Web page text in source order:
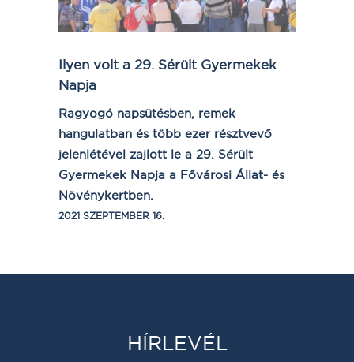
Ilyen volt a 29. Sérült Gyermekek
Napja
Ragyogó napsütésben, remek
hangulatban és több ezer résztvevő
jelenlétével zajlott le a 29. Sérült
Gyermekek Napja a Fővárosi Állat- és
Növénykertben.
2021 SZEPTEMBER 16.
HÍRLEVÉL